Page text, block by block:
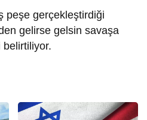
peşe gerçekleştirdiği
gelirse gelsin savaşa
belirtiliyor.